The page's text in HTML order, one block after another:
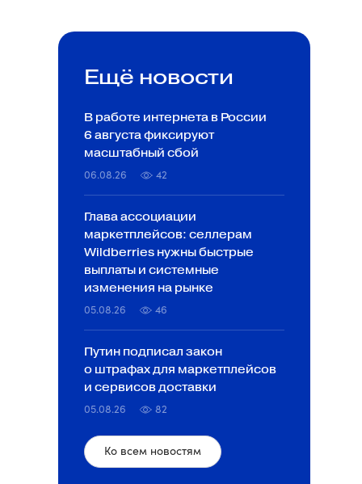
Ещё новости
В работе интернета в России
6 августа фиксируют
масштабный сбой
06.08.26 42
Глава ассоциации
маркетплейсов: селлерам
Wildberries нужны быстрые
выплаты и системные
изменения на рынке
05.08.26 46
Путин подписал закон
о штрафах для маркетплейсов
и сервисов доставки
05.08.26 82
Ко всем новостям